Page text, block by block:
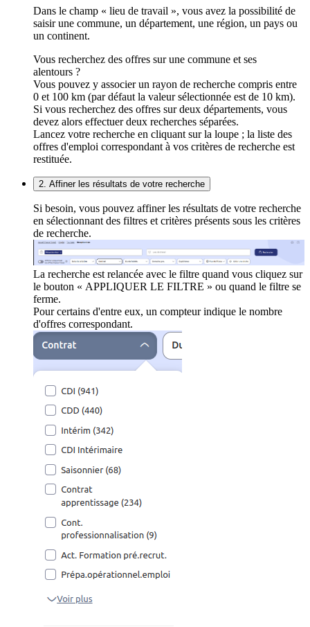
Dans le champ « lieu de travail », vous avez la possibilité de
saisir une commune, un département, une région, un pays ou
un continent.
Vous recherchez des offres sur une commune et ses
alentours ?
Vous pouvez y associer un rayon de recherche compris entre
0 et 100 km (par défaut la valeur sélectionnée est de 10 km).
Si vous recherchez des offres sur deux départements, vous
devez alors effectuer deux recherches séparées.
Lancez votre recherche en cliquant sur la loupe ; la liste des
offres d'emploi correspondant à vos critères de recherche est
restituée.
2. Affiner les résultats de votre recherche
Si besoin, vous pouvez affiner les résultats de votre recherche
en sélectionnant des filtres et critères présents sous les critères
de recherche.
La recherche est relancée avec le filtre quand vous cliquez sur
le bouton « APPLIQUER LE FILTRE » ou quand le filtre se
ferme.
Pour certains d'entre eux, un compteur indique le nombre
d'offres correspondant.